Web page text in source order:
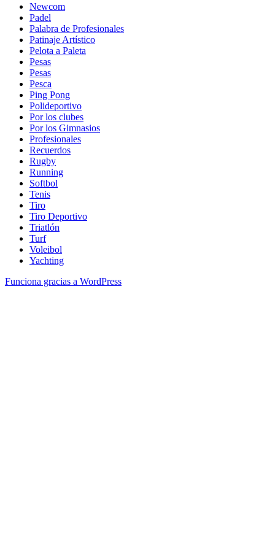
Newcom
Padel
Palabra de Profesionales
Patinaje Artístico
Pelota a Paleta
Pesas
Pesas
Pesca
Ping Pong
Polideportivo
Por los clubes
Por los Gimnasios
Profesionales
Recuerdos
Rugby
Running
Softbol
Tenis
Tiro
Tiro Deportivo
Triatlón
Turf
Voleibol
Yachting
Funciona gracias a WordPress